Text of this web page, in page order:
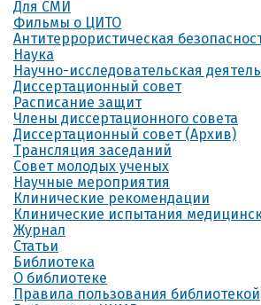
Для СМИ
Фильмы о ЦИТО
Антитеррористическая
Наука
Научно-исследовательская
Диссертационный совет
Расписание защит
Члены диссертационного совета
Диссертационный совет (Архив)
Трансляция заседаний
Совет молодых ученых
Научные мероприятия
Клинические рекомендации
Клинические испытания
Журнал
Статьи
Библиотека
О библиотеке
Правила пользования библиотекой